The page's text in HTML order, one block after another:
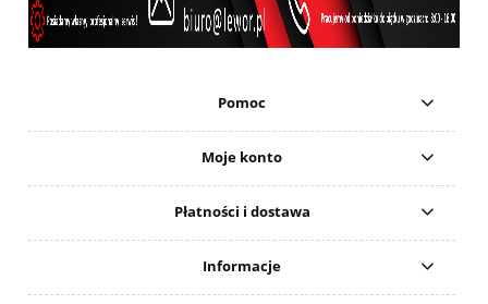
Pomoc
Moje konto
Płatności i dostawa
Informacje